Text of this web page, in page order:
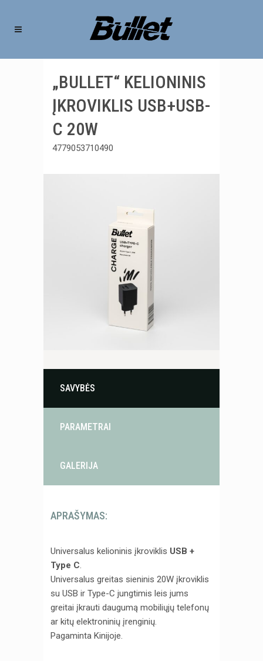
„BULLET“ KELIONINIS
ĮKROVIKLIS USB+USB-
C 20W
4779053710490
SAVYBĖS
PARAMETRAI
GALERIJA
APRAŠYMAS:
Universalus kelioninis įkroviklis USB +
Type C.
Universalus greitas sieninis 20W įkroviklis
su USB ir Type-C jungtimis leis jums
greitai įkrauti daugumą mobiliųjų telefonų
ar kitų elektroninių įrenginių.
Pagaminta Kinijoje.